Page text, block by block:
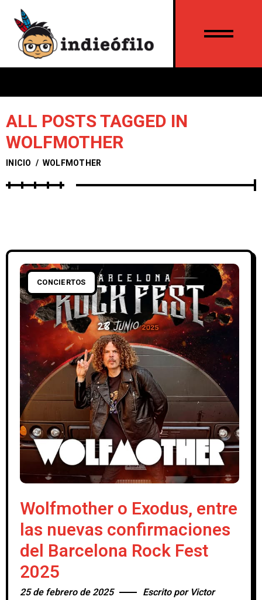
ALL POSTS TAGGED IN
WOLFMOTHER
INICIO / WOLFMOTHER
CONCIERTOS
Wolfmother o Exodus, entre
las nuevas confirmaciones
del Barcelona Rock Fest
2025
25 de febrero de 2025 Escrito por Victor